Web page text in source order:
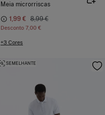
Meia microrriscas
1,99 € 8,99 €
Desconto 7,00 €
+3 Cores
SEMELHANTE